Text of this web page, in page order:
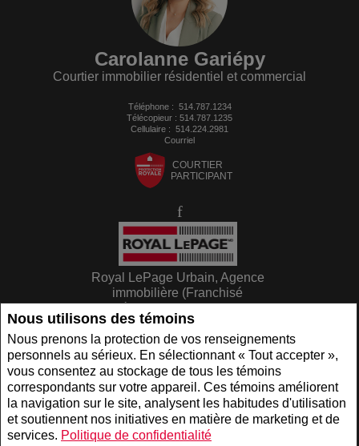
Nous utilisons des témoins
Nous prenons la protection de vos renseignements
personnels au sérieux. En sélectionnant « Tout accepter »,
vous consentez au stockage de tous les témoins
correspondants sur votre appareil. Ces témoins améliorent
la navigation sur le site, analysent les habitudes d'utilisation
et soutiennent nos initiatives en matière de marketing et de
services. Politique de confidentialité
Carolanne Gariépy
Courtier immobilier résidentiel et commercial
Téléphone : 514.787.1234
Télécopieur : 514.787.1235
Cellulaire : 514.224.2981
Courriel
COURTIER
PARTICIPANT
Royal LePage Urbain, Agence
immobilière (Franchisé
indépendant et autonome)
6500 AVENUE De Lorimier
Montreal, QC H2G2P6
www.royallepage.ca Politique de confidentialité |Clause de non-responsabilité
Conditions d'utilisation
Tous les renseignements affichés sont jugés fiables; leur exactitude n'est toutefois pas
garantie et doit être vérifiée de façon indépendante. Aucune garantie ni représentation
de quelque nature que ce soit est donnée quant à l'exactitude desdits
renseignements. Ne vise pas à solliciter les acheteurs ou vendeurs, propriétaires ou